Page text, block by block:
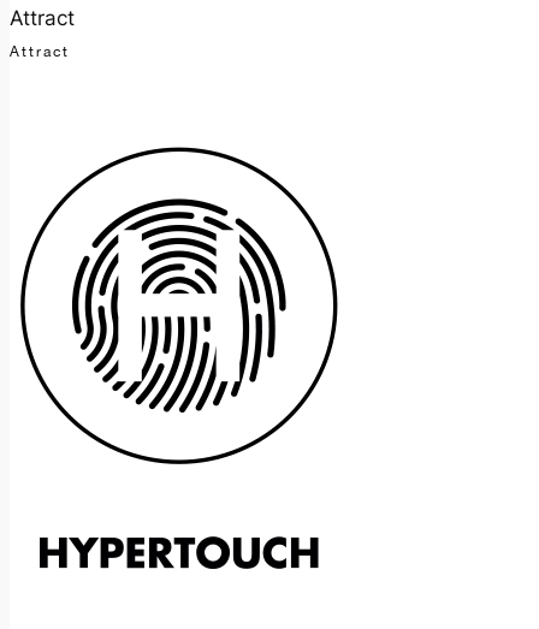
Attract
Attract